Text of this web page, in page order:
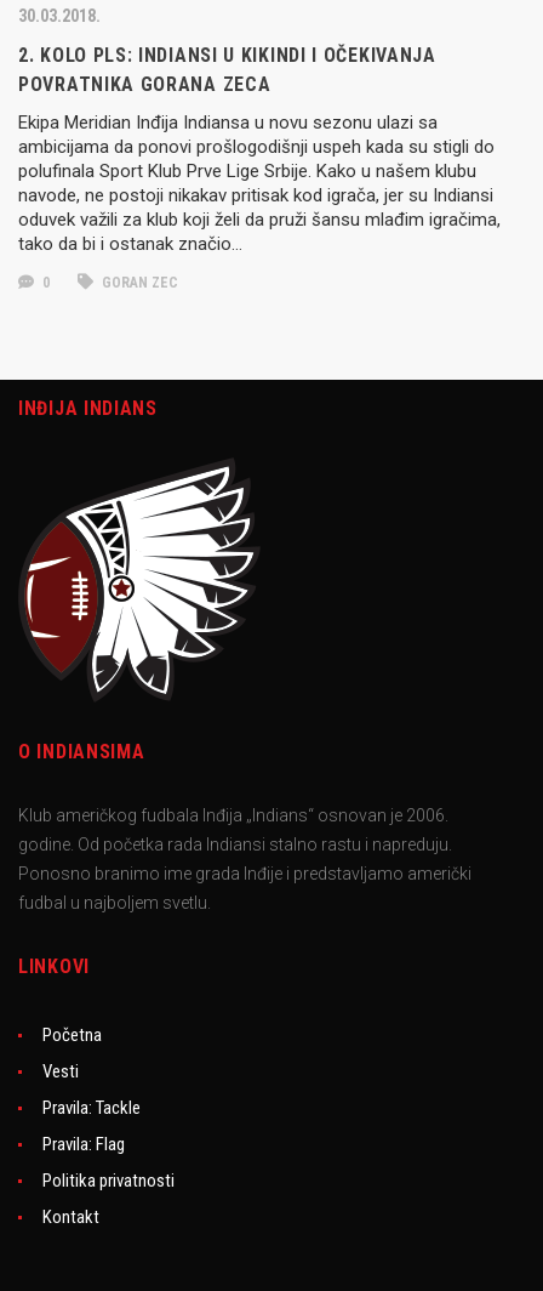
30.03.2018.
2. KOLO PLS: INDIANSI U KIKINDI I OČEKIVANJA
POVRATNIKA GORANA ZECA
Ekipa Meridian Inđija Indiansa u novu sezonu ulazi sa
ambicijama da ponovi prošlogodišnji uspeh kada su stigli do
polufinala Sport Klub Prve Lige Srbije. Kako u našem klubu
navode, ne postoji nikakav pritisak kod igrača, jer su Indiansi
oduvek važili za klub koji želi da pruži šansu mlađim igračima,
tako da bi i ostanak značio…
0 GORAN ZEC
INĐIJA INDIANS
O INDIANSIMA
Klub američkog fudbala Inđija „Indians“ osnovan je 2006.
godine. Od početka rada Indiansi stalno rastu i napreduju.
Ponosno branimo ime grada Inđije i predstavljamo američki
fudbal u najboljem svetlu.
LINKOVI
Početna
Vesti
Pravila: Tackle
Pravila: Flag
Politika privatnosti
Kontakt